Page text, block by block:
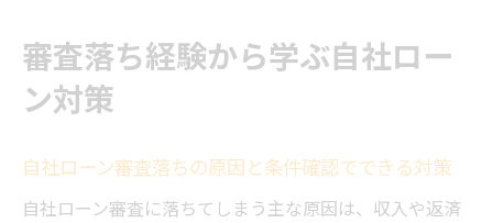
審査落ち経験から学ぶ自社ロー
ン対策
自社ローン審査落ちの原因と条件確認でできる対策
自社ローン審査に落ちてしまう主な原因は、収入や返済